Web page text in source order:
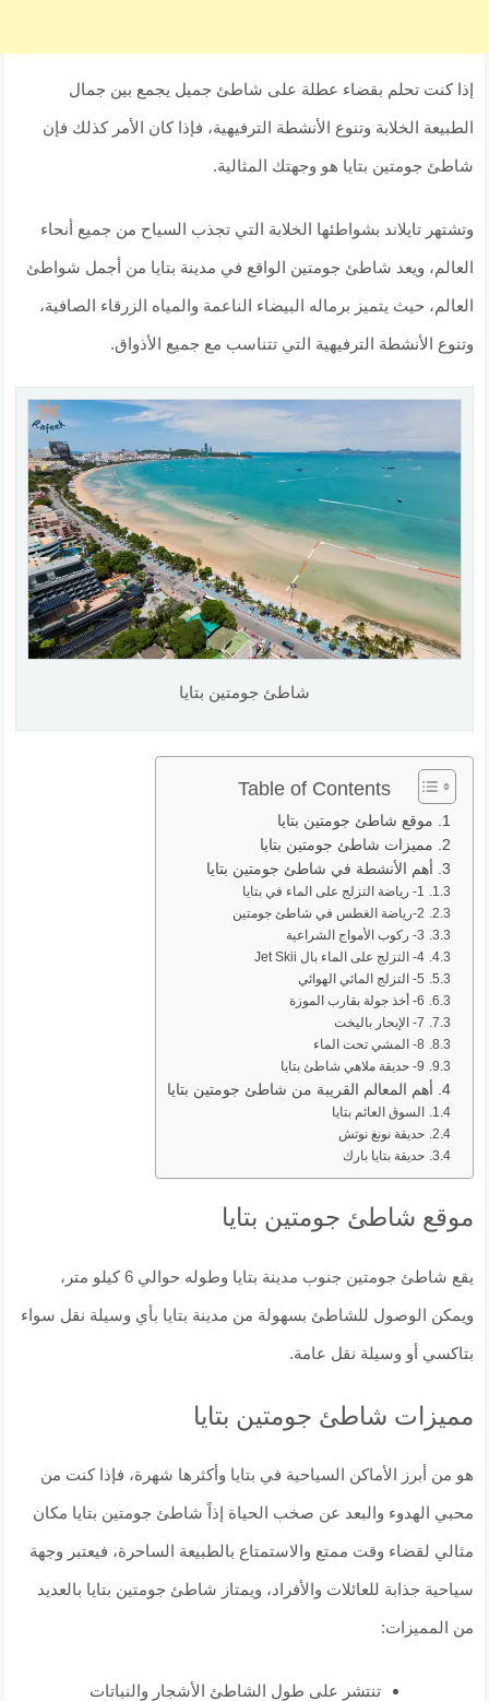
إذا كنت تحلم بقضاء عطلة على شاطئ جميل يجمع بين جمال
الطبيعة الخلابة وتنوع الأنشطة الترفيهية، فإذا كان الأمر كذلك فإن
شاطئ جومتين بتايا هو وجهتك المثالية.
وتشتهر تايلاند بشواطئها الخلابة التي تجذب السياح من جميع أنحاء
العالم، ويعد شاطئ جومتين الواقع في مدينة بتايا من أجمل شواطئ
العالم، حيث يتميز برماله البيضاء الناعمة والمياه الزرقاء الصافية،
وتنوع الأنشطة الترفيهية التي تتناسب مع جميع الأذواق.
شاطئ جومتين بتايا
Table of Contents
موقع شاطئ جومتين بتايا
مميزات شاطئ جومتين بتايا
أهم الأنشطة في شاطئ جومتين بتايا
1- رياضة التزلج على الماء في بتايا
2-رياضة الغطس في شاطئ جومتين
3- ركوب الأمواج الشراعية
4- التزلج على الماء بال Jet Skii
5- التزلج المائي الهوائي
6- أخذ جولة بقارب الموزة
7- الإبحار باليخت
8- المشي تحت الماء
9- حديقة ملاهي شاطئ بتايا
أهم المعالم القريبة من شاطئ جومتين بتايا
السوق العائم بتايا
حديقة نونغ نوتش
حديقة بتايا بارك
موقع شاطئ جومتين بتايا
يقع شاطئ جومتين جنوب مدينة بتايا وطوله حوالي 6 كيلو متر،
ويمكن الوصول للشاطئ بسهولة من مدينة بتايا بأي وسيلة نقل سواء
بتاكسي أو وسيلة نقل عامة.
مميزات شاطئ جومتين بتايا
هو من أبرز الأماكن السياحية في بتايا وأكثرها شهرة، فإذا كنت من
محبي الهدوء والبعد عن صخب الحياة إذاً شاطئ جومتين بتايا مكان
مثالي لقضاء وقت ممتع والاستمتاع بالطبيعة الساحرة، فيعتبر وجهة
سياحية جذابة للعائلات والأفراد، ويمتاز شاطئ جومتين بتايا بالعديد
من المميزات:
تنتشر على طول الشاطئ الأشجار والنباتات